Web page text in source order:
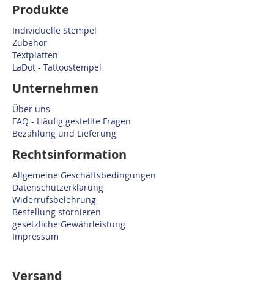
Produkte
Individuelle Stempel
Zubehör
Textplatten
LaDot - Tattoostempel
Unternehmen
Über uns
FAQ - Häufig gestellte Fragen
Bezahlung und Lieferung
Rechtsinformation
Allgemeine Geschäftsbedingungen
Datenschutzerklärung
Widerrufsbelehrung
Bestellung stornieren
gesetzliche Gewährleistung
Impressum
Versand